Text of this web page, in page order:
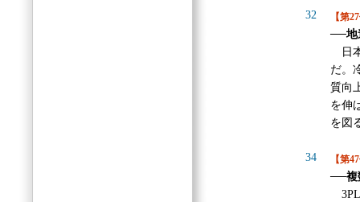
32 【第
──地
日
だ。
質向
を伸
を図
34 【第
──複
3PL